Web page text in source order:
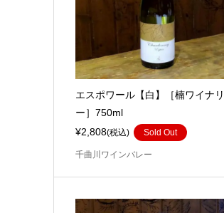
エスポワール【白】［楠ワイナリ
ー］750ml
¥2,808(税込) Sold Out
千曲川ワインバレー